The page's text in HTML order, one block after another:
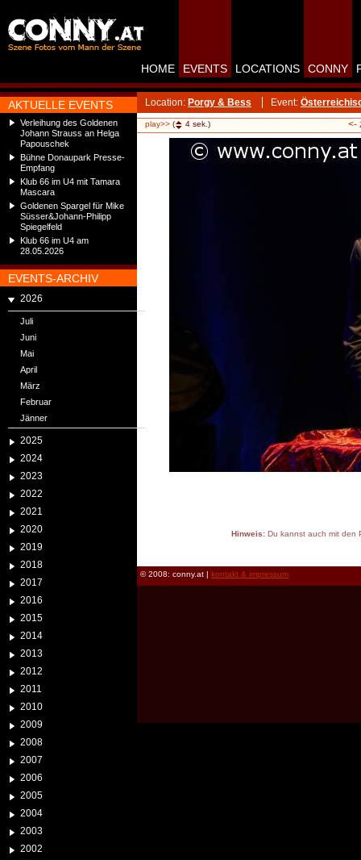
AKTUELLE EVENTS
Verleihung des Goldenen
Johann Strauss an Helga
Papouschek
Bühne Donaupark Presse-
Empfang
Klub 66 im U4 mit Tamara
Mascara
Goldenen Spargel für Mike
Süsser&Johann-Philipp
Spiegelfeld
Klub 66 im U4 am
28.05.2026
EVENTS-ARCHIV
2026
Juli
Juni
Mai
April
März
Februar
Jänner
2025
2024
2023
2022
2021
2020
2019
2018
2017
2016
2015
2014
2013
2012
2011
2010
2009
2008
2007
2006
2005
2004
2003
2002
HOME EVENTS LOCATIONS CONNY
Location: Porgy & Bess Event:
play>> ( 4 sek.) <-
Hinweis:Du kannst auch mit den
© 2008: conny.at | kontakt & impressum